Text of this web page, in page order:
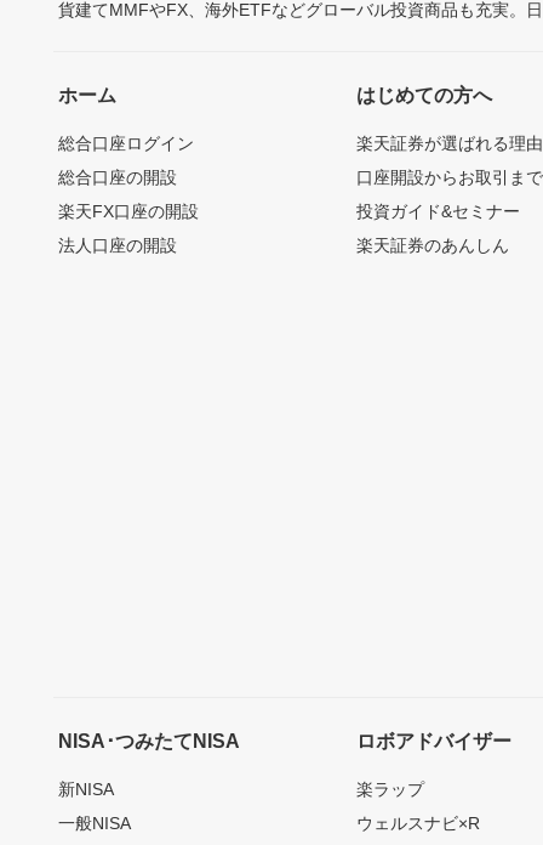
貨建てMMFやFX、海外ETFなどグローバル投資商品も充実。
ホーム
総合口座ログイン
総合口座の開設
楽天FX口座の開設
法人口座の開設
はじめての方へ
楽天証券が選ばれる理由
口座開設からお取引ま
投資ガイド&セミナー
楽天証券のあんしん
NISA･つみたてNISA
新NISA
一般NISA
ロボアドバイザー
楽ラップ
ウェルスナビ×R